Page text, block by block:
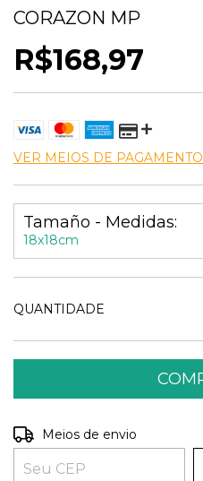
CORAZON MP
R$168,97
VER MEIOS DE PAGAMENTO
Tamaño - Medidas:
18x18cm
QUANTIDADE
Entregas para o CEP:
Meios de envio